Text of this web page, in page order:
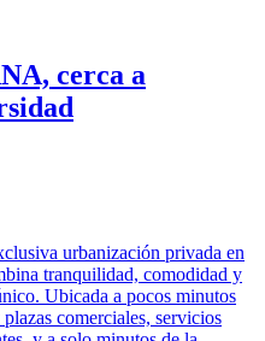
cerca a
urbanización privada en
tranquilidad, comodidad y
Ubicada a pocos minutos
comerciales, servicios